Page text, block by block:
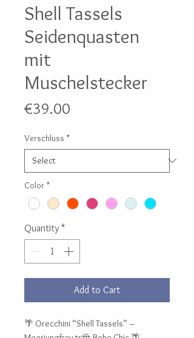
Shell Tassels
Seidenquasten
mit
Muschelstecker
€39.00
Verschluss *
Color *
Quantity *
Add to Cart
🌴 Orecchini “Shell Tassels” –